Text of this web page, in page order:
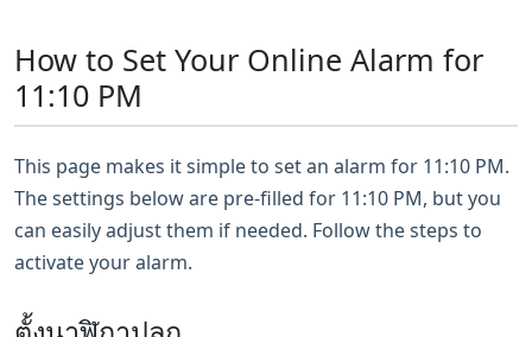
How to Set Your Online Alarm for
11:10 PM
This page makes it simple to set an alarm for 11:10 PM.
The settings below are pre-filled for 11:10 PM, but you
can easily adjust them if needed. Follow the steps to
activate your alarm.